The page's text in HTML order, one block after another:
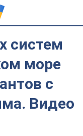
систем
море
с
Видео